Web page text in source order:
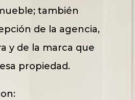
también
de la agencia,
y de la marca que
propiedad.